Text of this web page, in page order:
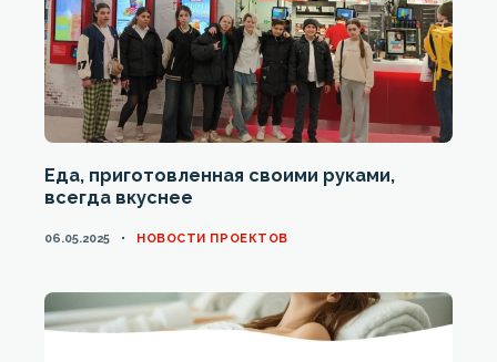
Еда, приготовленная своими руками,
всегда вкуснее
06.05.2025 CATEGORIES
НОВОСТИ ПРОЕКТОВ